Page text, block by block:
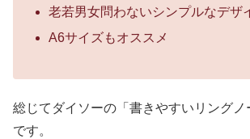
老若男女問わないシンプルなデザ
A6サイズもオススメ
総じてダイソーの「書きやすいリングノ
です。